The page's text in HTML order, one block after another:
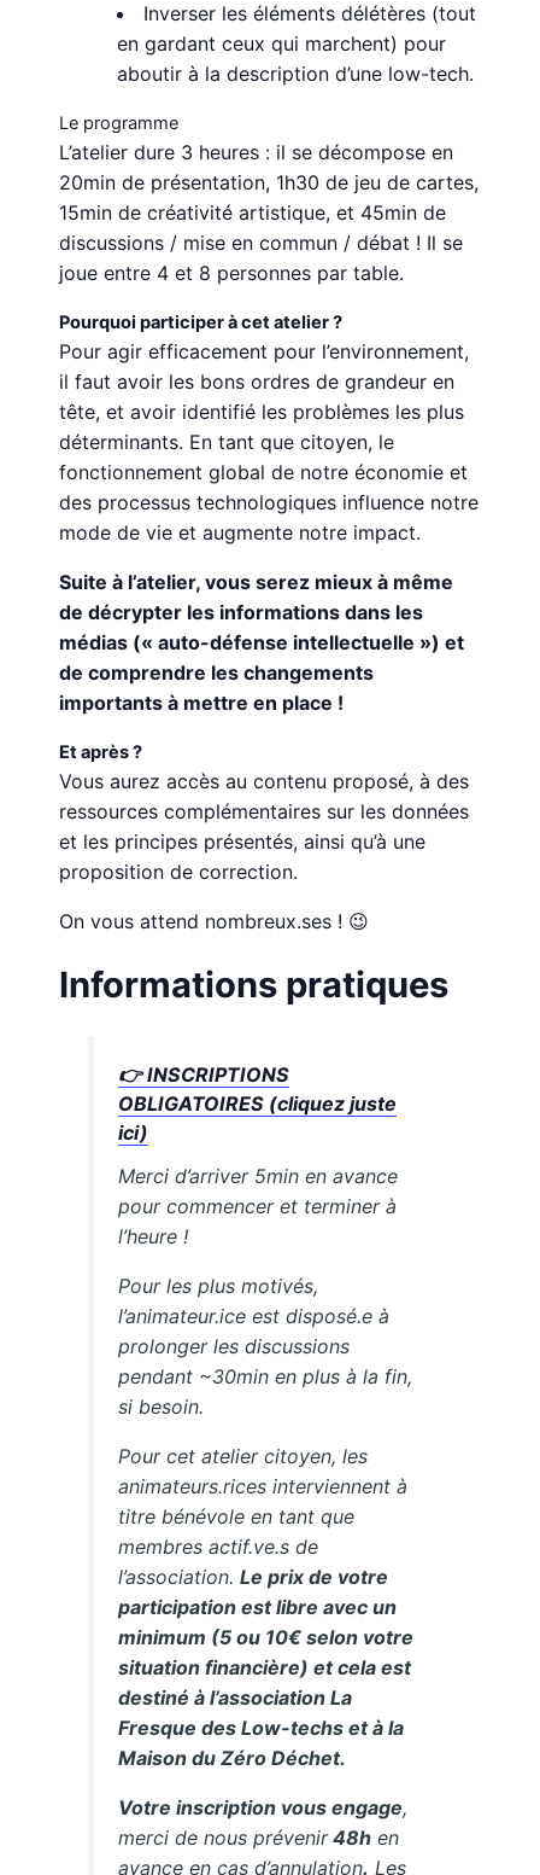
Inverser les éléments délétères (tout
en gardant ceux qui marchent) pour
aboutir à la description d’une low-tech.
Le programme
L’atelier dure 3 heures : il se décompose en
20min de présentation, 1h30 de jeu de cartes,
15min de créativité artistique, et 45min de
discussions / mise en commun / débat ! Il se
joue entre 4 et 8 personnes par table.
Pourquoi participer à cet atelier ?
Pour agir efficacement pour l’environnement,
il faut avoir les bons ordres de grandeur en
tête, et avoir identifié les problèmes les plus
déterminants. En tant que citoyen, le
fonctionnement global de notre économie et
des processus technologiques influence notre
mode de vie et augmente notre impact.
Suite à l’atelier, vous serez mieux à même
de décrypter les informations dans les
médias (« auto-défense intellectuelle ») et
de comprendre les changements
importants à mettre en place !
Et après ?
Vous aurez accès au contenu proposé, à des
ressources complémentaires sur les données
et les principes présentés, ainsi qu’à une
proposition de correction.
On vous attend nombreux.ses ! 😉
Informations pratiques
👉INSCRIPTIONS
OBLIGATOIRES (cliquez juste
ici)
Merci d’arriver 5min en avance
pour commencer et terminer à
l’heure !
Pour les plus motivés,
l’animateur.ice est disposé.e à
prolonger les discussions
pendant ~30min en plus à la fin,
si besoin.
Pour cet atelier citoyen, les
animateurs.rices interviennent à
titre bénévole en tant que
membres actif.ve.s de
l’association.Le prix de votre
participation est libre avec un
minimum (5 ou 10€ selon votre
situation financière) et cela est
destiné à l’association La
Fresque des Low-techs et à la
Maison du Zéro Déchet.
Votre inscription vous engage,
merci de nous prévenir48h en
avance en cas d’annulation. Les